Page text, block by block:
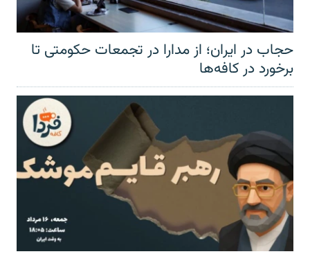
حجاب در ایران؛ از مدارا در تجمعات حکومتی تا
برخورد در کافه‌ها